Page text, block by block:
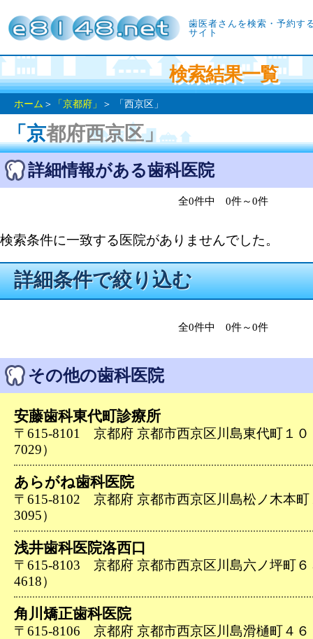
歯医者さんを検索・予約す
サイト
検索結果一覧
ホーム ＞ 「京都府」 ＞ 「西京区」
「京都府西京区」
詳細情報がある歯科医院
全0件中 0件～0件
検索条件に一致する医院がありませんでした。
詳細条件で絞り込む
全0件中 0件～0件
その他の歯科医院
安藤歯科東代町診療所
〒615-8101 京都府 京都市西京区川島東代町１０
7029）
あらがね歯科医院
〒615-8102 京都府 京都市西京区川島松ノ木本町
3095）
浅井歯科医院洛西口
〒615-8103 京都府 京都市西京区川島六ノ坪町６
4618）
角川矯正歯科医院
〒615-8106 京都府 京都市西京区川島滑樋町４６